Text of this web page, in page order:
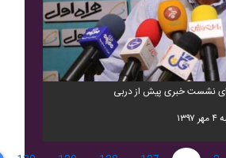
نشست خبری پیش از دربی